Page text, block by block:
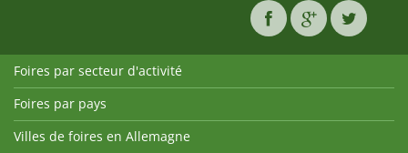
Foires par secteur d'activité
Foires par pays
Villes de foires en Allemagne